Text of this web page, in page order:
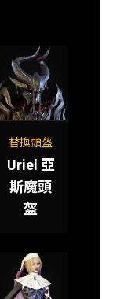
替換頭盔
Uriel 亞
斯魔頭
盔